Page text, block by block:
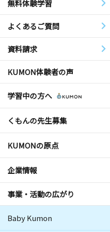
無料体験学習
よくあるご質問
資料請求
KUMON体験者の声
学習中の方へ
くもんの先生募集
KUMONの原点
企業情報
事業・活動の広がり
Baby Kumon